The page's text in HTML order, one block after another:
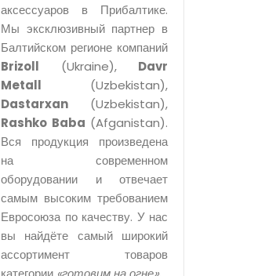
аксессуаров в Прибалтике.
Мы эксклюзивный партнер в
Балтийском регионе компаний
Brizoll (Ukraine), Davr
Metall (Uzbekistan),
Dastarxan (Uzbekistan),
Rashko Baba (Afganistan).
Вся продукция произведена
на современном
оборудовании и отвечает
самым высоким требованием
Евросоюза по качеству. У нас
вы найдёте самый широкий
ассортимент товаров